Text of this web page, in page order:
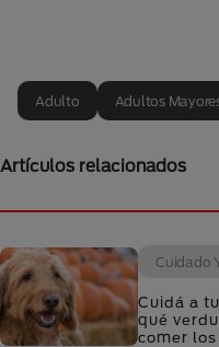
Adulto Adultos
Artículos relacionados
Cuidado
Cuidá a
qué
comer